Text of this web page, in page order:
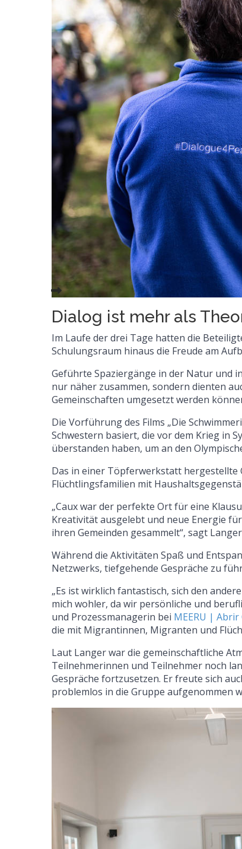
Dialog ist mehr als
Im Laufe der drei Tage hatten die
Schulungsraum hinaus die Freude am
Geführte Spaziergänge in der Natur und
nur näher zusammen, sondern dienten
Gemeinschaften umgesetzt werden
Die Vorführung des Films „Die
Schwestern basiert, die vor dem Krieg in
überstanden haben, um an den
Das in einer Töpferwerkstatt hergestellte
Flüchtlingsfamilien mit
„Caux war der perfekte Ort für eine
Kreativität ausgelebt und neue Energie
ihren Gemeinden gesammelt“, sagt
Während die Aktivitäten Spaß und
Netzwerks, tiefgehende Gespräche zu
„Es ist wirklich fantastisch, sich den
mich wohler, da wir persönliche und
und Prozessmanagerin bei MEERU | Abrir
die mit Migrantinnen, Migranten und
Laut Langer war die gemeinschaftliche
Teilnehmerinnen und Teilnehmer noch
Gespräche fortzusetzen. Er freute sich
problemlos in die Gruppe aufgenommen